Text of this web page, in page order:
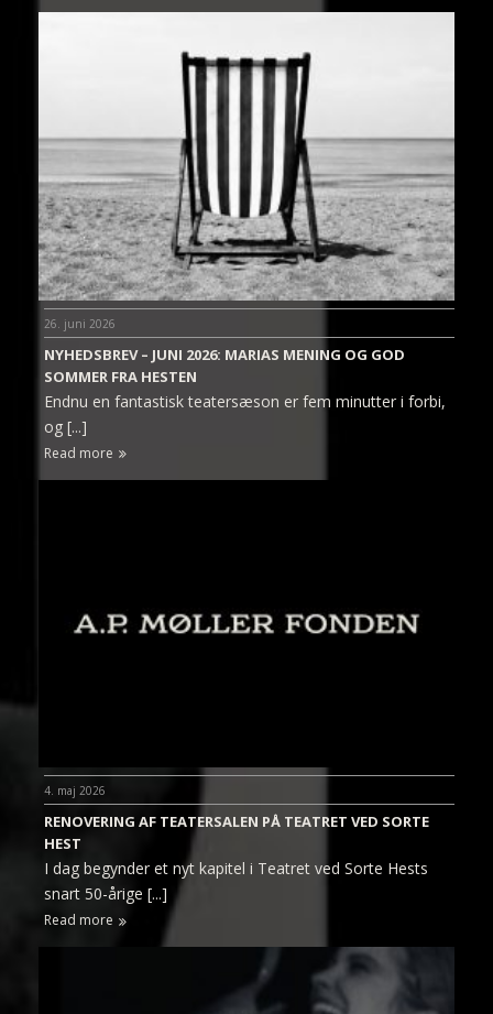
26. juni 2026
NYHEDSBREV – JUNI 2026: MARIAS MENING OG GOD
SOMMER FRA HESTEN
Endnu en fantastisk teatersæson er fem minutter i forbi,
og [...]
Read more
4. maj 2026
RENOVERING AF TEATERSALEN PÅ TEATRET VED SORTE
HEST
I dag begynder et nyt kapitel i Teatret ved Sorte Hests
snart 50-årige [...]
Read more